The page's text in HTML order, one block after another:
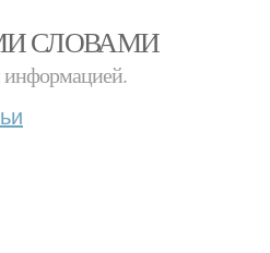
СЛОВАМИ
информацией.